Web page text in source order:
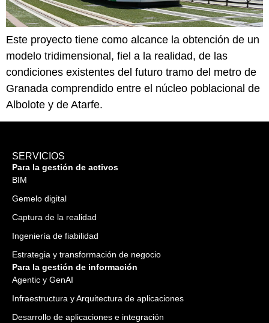
Este proyecto tiene como alcance la obtención de un
modelo tridimensional, fiel a la realidad, de las
condiciones existentes del futuro tramo del metro de
Granada comprendido entre el núcleo poblacional de
Albolote y de Atarfe.
SERVICIOS
Para la gestión de activos
BIM
Gemelo digital
Captura de la realidad
Ingeniería de fiabilidad
Estrategia y transformación de negocio
Para la gestión de información
Agentic y GenAI
Infraestructura y Arquitectura de aplicaciones
Desarrollo de aplicaciones e integración